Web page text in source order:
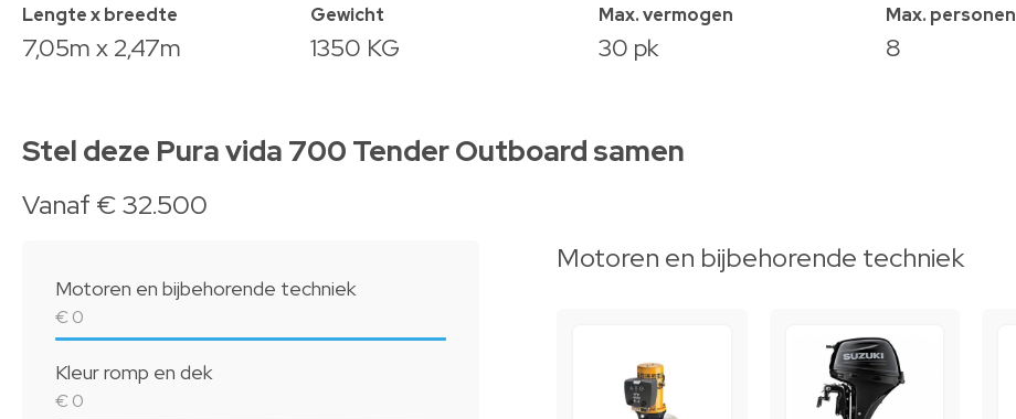
Lengte x breedte
7,05m x 2,47m
Gewicht
1350 KG
Max. vermogen
30 pk
Max. personen
8
Stel deze Pura vida 700 Tender Outboard samen
Vanaf € 32.500
Motoren en bijbehorende techniek
€ 0
Kleur romp en dek
€ 0
Motoren en bijbehorende techniek